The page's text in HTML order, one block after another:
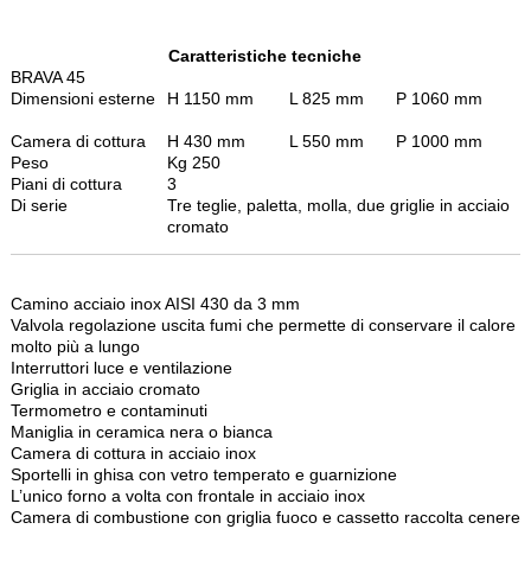
Caratteristiche tecniche
BRAVA 45
Dimensioni esterne
H 1150 mm L 825 mm P 1060 mm
Camera di cottura H 430 mm L 550 mm
P 1000 mm
Peso
Kg 250
Piani di cottura
3
Di serie
Tre teglie, paletta, molla, due griglie in acciaio
cromato
Camino acciaio inox AISI 430 da 3 mm
Valvola regolazione uscita fumi che permette di conservare il calore
molto più a lungo
Interruttori luce e ventilazione
Griglia in acciaio cromato
Termometro e contaminuti
Maniglia in ceramica nera o bianca
Camera di cottura in acciaio inox
Sportelli in ghisa con vetro temperato e guarnizione
L’unico forno a volta con frontale in acciaio inox
Camera di combustione con griglia fuoco e cassetto raccolta cenere